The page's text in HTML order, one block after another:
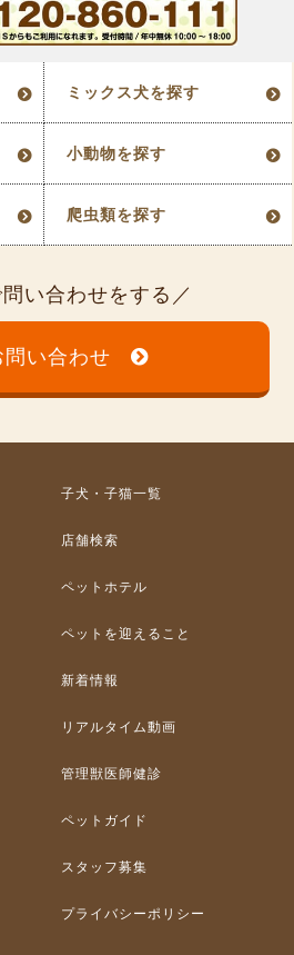
ミックス犬を探す
小動物を探す
爬虫類を探す
い合わせをする
問い合わせ
子犬・子猫一覧
店舗検索
ペットホテル
ペットを迎えること
新着情報
リアルタイム動画
管理獣医師健診
ペットガイド
スタッフ募集
プライバシーポリシー